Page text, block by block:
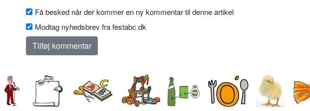
Få besked når der kommer en ny kommentar til denne artikel
Modtag nyhedsbrev fra festabc.dk